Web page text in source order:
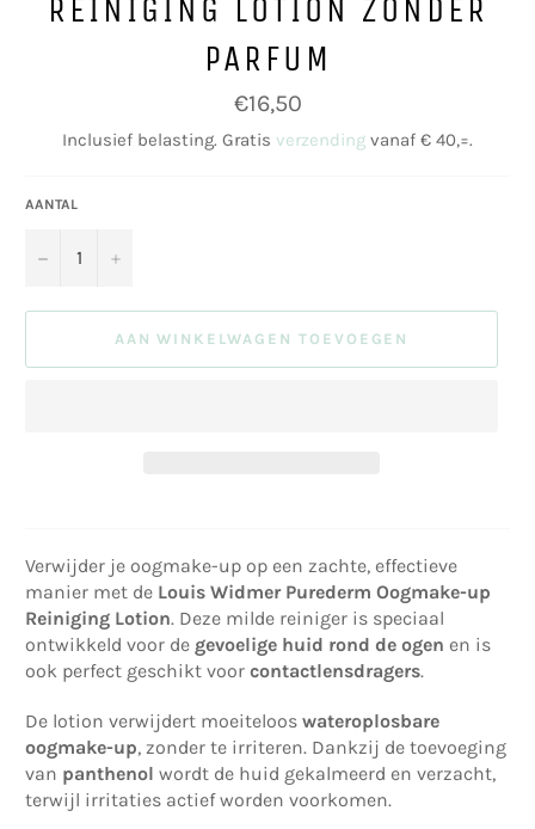
REINIGING LOTION ZONDER
PARFUM
Normale
prijs
€16,50
Inclusief belasting. Gratis verzending vanaf € 40,=.
AANTAL
− +
AAN WINKELWAGEN TOEVOEGEN
Verwijder je oogmake-up op een zachte, effectieve
manier met de Louis Widmer Purederm Oogmake-up
Reiniging Lotion. Deze milde reiniger is speciaal
ontwikkeld voor de gevoelige huid rond de ogen en is
ook perfect geschikt voorcontactlensdragers.
De lotion verwijdert moeitelooswateroplosbare
oogmake-up, zonder te irriteren. Dankzij de toevoeging
van panthenol wordt de huid gekalmeerd en verzacht,
terwijl irritaties actief worden voorkomen.